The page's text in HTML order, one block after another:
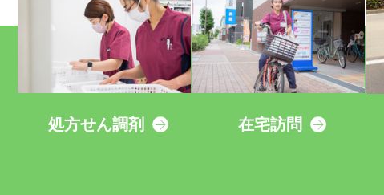
処方せん調剤 在宅訪問